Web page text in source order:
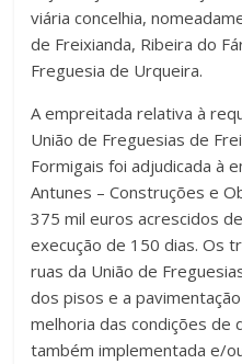
viária concelhia,
de Freixianda, Ribeira do
Freguesia de Urqueira.
A empreitada relativa à
União de Freguesias de
Formigais foi adjudicada à
Antunes – Construções e
375 mil euros acrescidos
execução de 150 dias. Os
ruas da União de
dos pisos e a
melhoria das condições de
também implementada e/